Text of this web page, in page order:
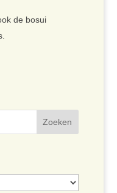
de bosui